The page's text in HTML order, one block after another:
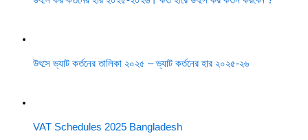
উৎসে ভ্যাট কর্তনের তালিকা ২০২৫ – ভ্যাট কর্তনের হার ২০২৫-২৬
VAT Schedules 2025 Bangladesh